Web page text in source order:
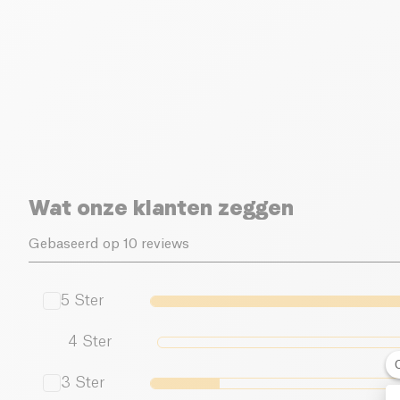
Wat onze klanten zeggen
Gebaseerd op 10 reviews
5 Ster
4 Ster
3 Ster